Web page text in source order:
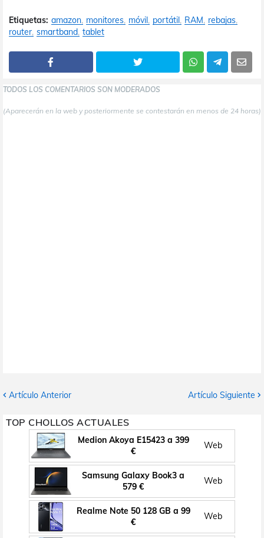
Etiquetas: amazon monitores móvil portátil RAM rebajas
router smartband tablet
TODOS LOS COMENTARIOS SON MODERADOS
(Aparecerán en la web y posteriormente se contestarán en menos de 24 horas)
Artículo Anterior Artículo Siguiente
TOP CHOLLOS ACTUALES
Medion Akoya E15423 a 399
€
Web
Samsung Galaxy Book3 a
579 €
Web
Realme Note 50 128 GB a 99
€
Web